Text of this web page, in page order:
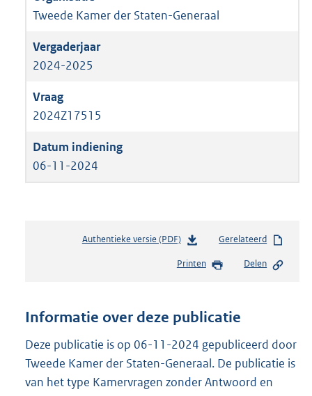
Tweede Kamer der Staten-Generaal
2024-2025
2024Z17515
06-11-2024
Authentieke versie (PDF)b
s
n
s
r
o
Gerelateerd
Printen Delen
Informatie over deze publicatie
Deze publicatie is op 06-11-2024 gepubliceerd door
Tweede Kamer der Staten-Generaal. De publicatie is
van het type Kamervragen zonder Antwoord en